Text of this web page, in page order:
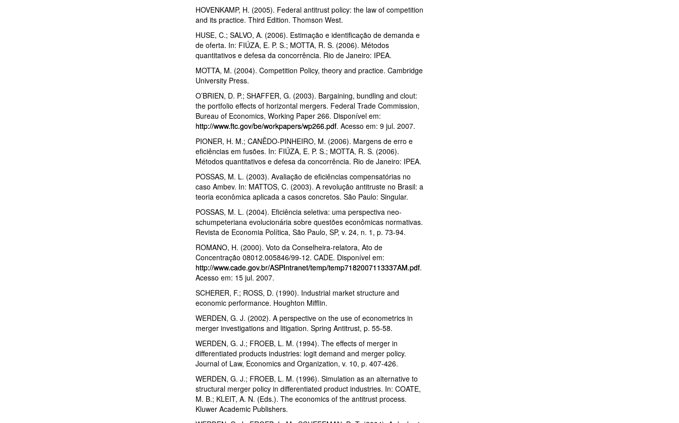
HOVENKAMP, H. (2005). Federal antitrust policy: the law of competition
and its practice. Third Edition. Thomson West.
HUSE, C.; SALVO, A. (2006). Estimação e identificação de demanda e
de oferta. In: FIÚZA, E. P. S.; MOTTA, R. S. (2006). Métodos
quantitativos e defesa da concorrência. Rio de Janeiro: IPEA.
MOTTA, M. (2004). Competition Policy, theory and practice. Cambridge
University Press.
O’BRIEN, D. P.; SHAFFER, G. (2003). Bargaining, bundling and clout:
the portfolio effects of horizontal mergers. Federal Trade Commission,
Bureau of Economics, Working Paper 266. Disponível em:
http://www.ftc.gov/be/workpapers/wp266.pdf. Acesso em: 9 jul. 2007.
PIONER, H. M.; CANÊDO-PINHEIRO, M. (2006). Margens de erro e
eficiências em fusões. In: FIÚZA, E. P. S.; MOTTA, R. S. (2006).
Métodos quantitativos e defesa da concorrência. Rio de Janeiro: IPEA.
POSSAS, M. L. (2003). Avaliação de eficiências compensatórias no
caso Ambev. In: MATTOS, C. (2003). A revolução antitruste no Brasil: a
teoria econômica aplicada a casos concretos. São Paulo: Singular.
POSSAS, M. L. (2004). Eficiência seletiva: uma perspectiva neo-
schumpeteriana evolucionária sobre questões econômicas normativas.
Revista de Economia Política, São Paulo, SP, v. 24, n. 1, p. 73-94.
ROMANO, H. (2000). Voto da Conselheira-relatora, Ato de
Concentração 08012.005846/99-12. CADE. Disponível em:
http://www.cade.gov.br/ASPIntranet/temp/temp7182007113337AM.pdf.
Acesso em: 15 jul. 2007.
SCHERER, F.; ROSS, D. (1990). Industrial market structure and
economic performance. Houghton Mifflin.
WERDEN, G. J. (2002). A perspective on the use of econometrics in
merger investigations and litigation. Spring Antitrust, p. 55-58.
WERDEN, G. J.; FROEB, L. M. (1994). The effects of merger in
differentiated products industries: logit demand and merger policy.
Journal of Law, Economics and Organization, v. 10, p. 407-426.
WERDEN, G. J.; FROEB, L. M. (1996). Simulation as an alternative to
structural merger policy in differentiated product industries. In: COATE,
M. B.; KLEIT, A. N. (Eds.). The economics of the antitrust process.
Kluwer Academic Publishers.